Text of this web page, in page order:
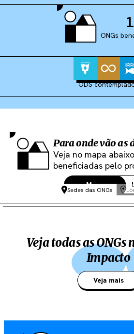
1
ONGs
ODS
Para onde vão as
Veja no mapa
beneficiadas pelo
Mapa
1
Sedes das ONGs
Veja todas as ONGs
Impacto
Veja mais